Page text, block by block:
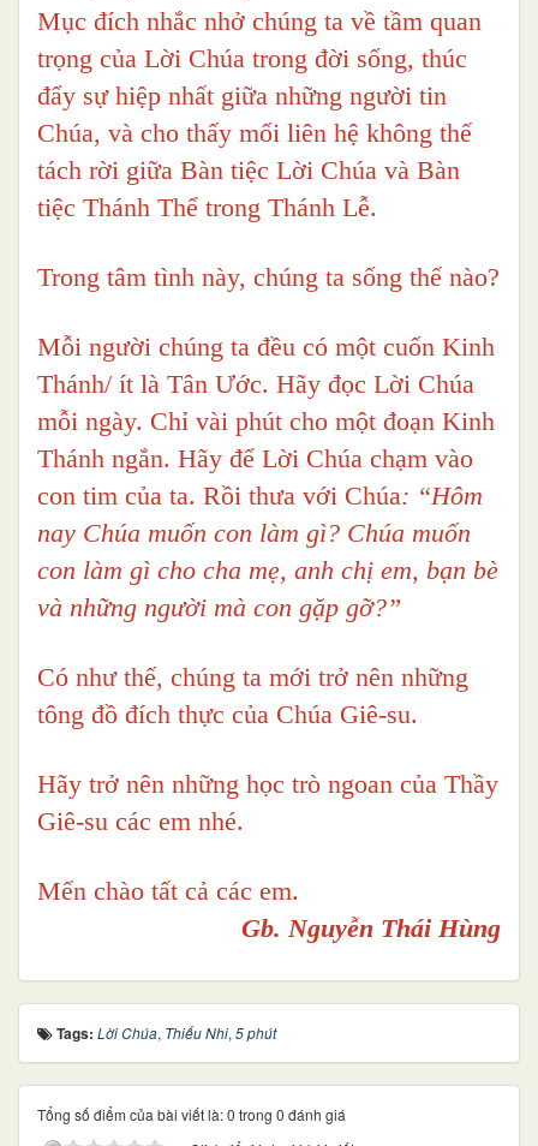
Mục đích nhắc nhở chúng ta về tầm quan
trọng của Lời Chúa trong đời sống, thúc
đẩy sự hiệp nhất giữa những người tin
Chúa, và cho thấy mối liên hệ không thế
tách rời giữa Bàn tiệc Lời Chúa và Bàn
tiệc Thánh Thể trong Thánh Lễ.
Trong tâm tình này, chúng ta sống thế nào?
Mỗi người chúng ta đều có một cuốn Kinh
Thánh/ ít là Tân Ước. Hãy đọc Lời Chúa
mỗi ngày. Chỉ vài phút cho một đoạn Kinh
Thánh ngắn. Hãy để Lời Chúa chạm vào
con tim của ta. Rồi thưa với Chúa: “Hôm
nay Chúa muốn con làm gì? Chúa muốn
con làm gì cho cha mẹ, anh chị em, bạn bè
và những người mà con gặp gỡ?”
Có như thế, chúng ta mới trở nên những
tông đồ đích thực của Chúa Giê-su.
Hãy trở nên những học trò ngoan của Thầy
Giê-su các em nhé.
Mến chào tất cả các em.
Gb. Nguyễn Thái Hùng
Tags: Lời Chúa, Thiếu Nhi, 5 phút
Tổng số điểm của bài viết là: 0 trong 0 đánh giá